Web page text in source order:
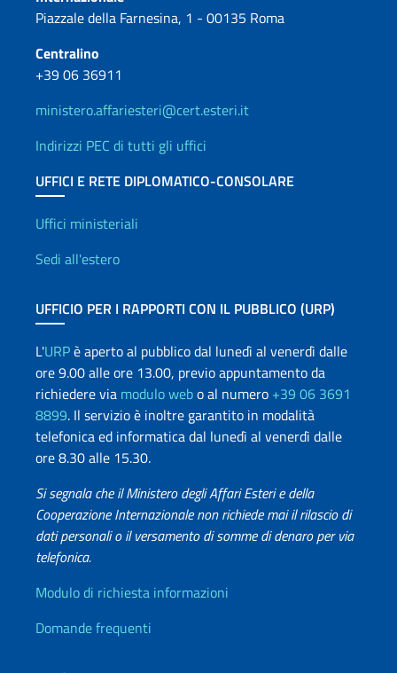
Piazzale della Farnesina, 1 - 00135 Roma
Centralino
+39 06 36911
ministero.affariesteri@cert.esteri.it
Indirizzi PEC di tutti gli uffici
UFFICI E RETE DIPLOMATICO-CONSOLARE
Uffici e Rete diplomatica
Uffici ministeriali
Sedi all'estero
UFFICIO PER I RAPPORTI CON IL PUBBLICO (URP)
L'URPè aperto al pubblico dal lunedì al venerdì dalle
ore 9.00 alle ore 13.00, previo appuntamento da
richiedere via modulo webo al numero +39 06 3691
8899. Il servizio è inoltre garantito in modalità
telefonica ed informatica dal lunedì al venerdì dalle
ore 8.30 alle 15.30.
Si segnala che il Ministero degli Affari Esteri e della
Cooperazione Internazionale non richiede mai il rilascio di
dati personali o il versamento di somme di denaro per via
telefonica.
Info utili
Modulo di richiesta informazioni
Domande frequenti